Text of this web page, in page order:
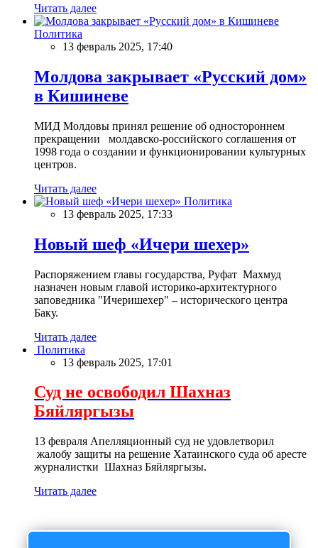
Читать далее
Политика
13 февраль 2025, 17:40
Молдова закрывает «Русский дом»
в Кишиневе
МИД Молдовы принял решение об одностороннем
прекращении молдавско-российского соглашения от
1998 года о создании и функционировании культурных
центров.
Читать далее
Политика
13 февраль 2025, 17:33
Новый шеф «Ичери шехер»
Распоряжением главы государства, Руфат Махмуд
назначен новым главой историко-архитектурного
заповедника "Ичеришехер" – исторического центра
Баку.
Читать далее
Политика
13 февраль 2025, 17:01
Суд не освободил Шахназ
Бяйляргызы
13 февраля Апелляционный суд не удовлетворил
жалобу защиты на решение Хатаинского суда об аресте
журналистки Шахназ Бяйляргызы.
Читать далее